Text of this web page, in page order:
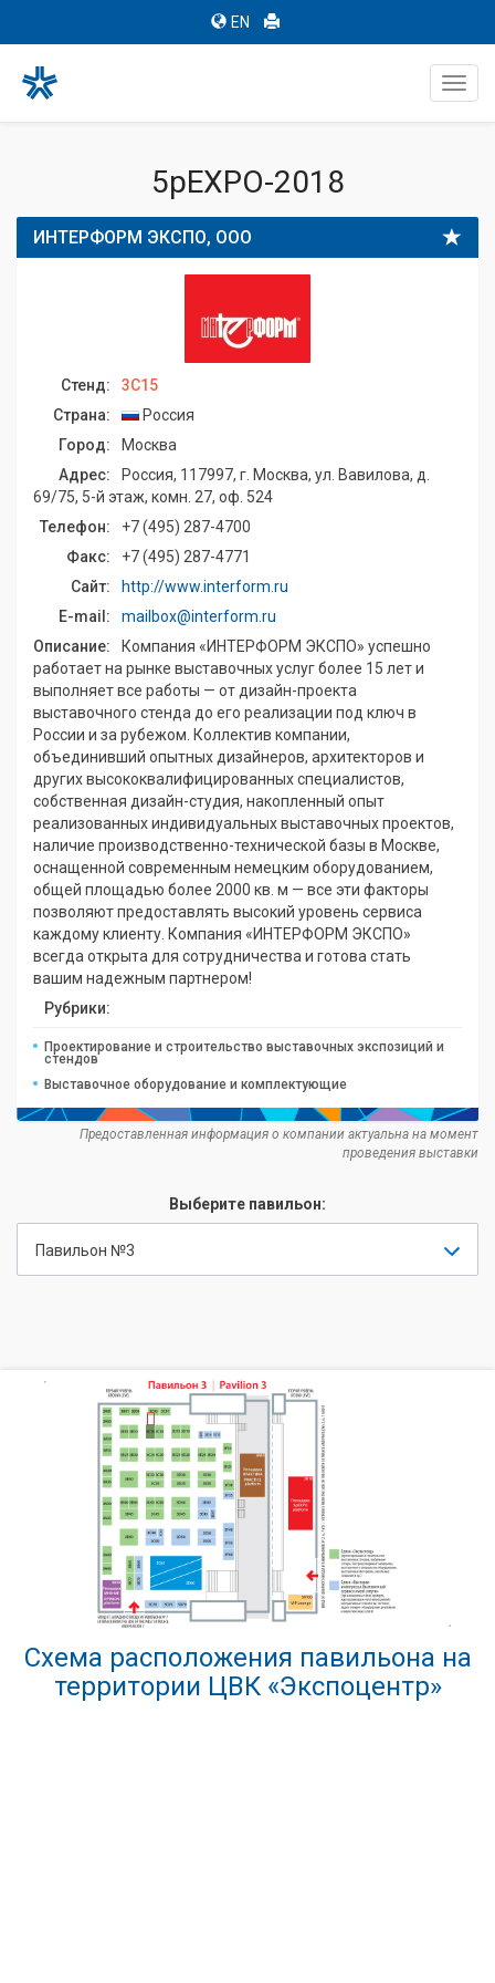
EN
5pEXPO-2018
ИНТЕРФОРМ ЭКСПО, ООО
Стенд:
3C15
Страна:
Россия
Город:
Москва
Адрес:
Россия, 117997, г. Москва, ул. Вавилова, д.
69/75, 5-й этаж, комн. 27, оф. 524
Телефон:
+7 (495) 287-4700
Факс:
+7 (495) 287-4771
Сайт:
http://www.interform.ru
E-mail:
mailbox@interform.ru
Описание:
Компания «ИНТЕРФОРМ ЭКСПО» успешно
работает на рынке выставочных услуг более 15 лет и
выполняет все работы — от дизайн-проекта
выставочного стенда до его реализации под ключ в
России и за рубежом. Коллектив компании,
объединивший опытных дизайнеров, архитекторов и
других высококвалифицированных специалистов,
собственная дизайн-студия, накопленный опыт
реализованных индивидуальных выставочных проектов,
наличие производственно-технической базы в Москве,
оснащенной современным немецким оборудованием,
общей площадью более 2000 кв. м — все эти факторы
позволяют предоставлять высокий уровень сервиса
каждому клиенту. Компания «ИНТЕРФОРМ ЭКСПО»
всегда открыта для сотрудничества и готова стать
вашим надежным партнером!
Рубрики:
Проектирование и строительство выставочных экспозиций и
стендов
Выставочное оборудование и комплектующие
Предоставленная информация о компании актуальна на момент
проведения выставки
Выберите павильон:
Павильон №3
Схема расположения павильона на
территории ЦВК «Экспоцентр»